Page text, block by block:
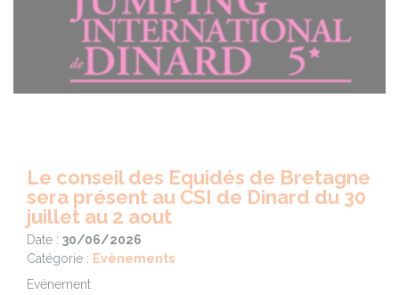
Le conseil des Equidés de Bretagne
sera présent au CSI de Dinard du 30
juillet au 2 aout
Date : 30/06/2026
Catégorie : Evènements
Evènement